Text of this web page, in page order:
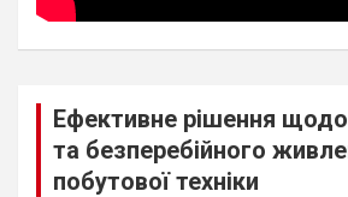
Ефективне рішення щодо
та безперебійного
побутової техніки